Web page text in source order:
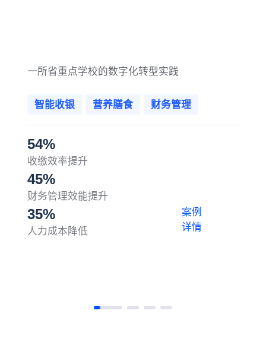
一所省重点学校的数字化转型实践
智能收银 营养膳食 财务管理
54%
收缴效率提升
45%
财务管理效能提升
35%
人力成本降低
案例
详情